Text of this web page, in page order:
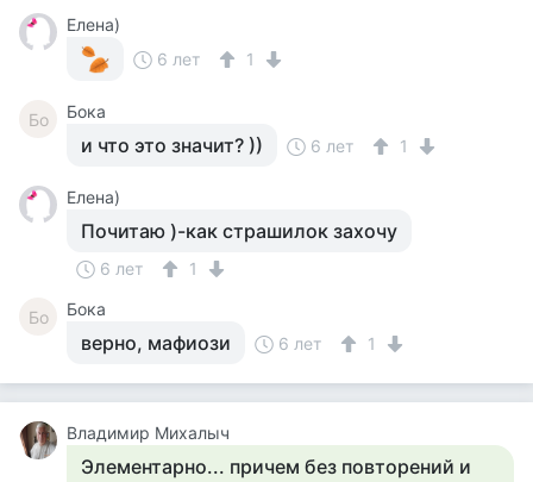
Елена)
6 лет
1
Бо Бока
и что это значит? )) 6 лет 1
Елена)
Почитаю )-как страшилок захочу
6 лет 1
Бо Бока
верно, мафиози 6 лет 1
Владимир Михалыч
Элементарно... причем без повторений и